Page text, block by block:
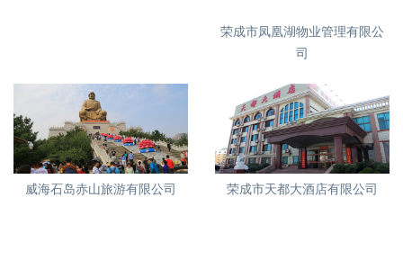
荣成市凤凰湖物业管理有限公
司
威海石岛赤山旅游有限公司 荣成市天都大酒店有限公司